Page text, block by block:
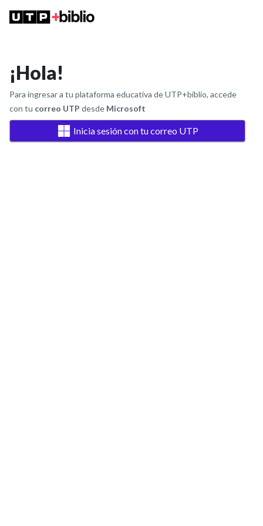
¡Hola!
Para ingresar a tu plataforma educativa de UTP+biblio, accede
con tu correo UTP desde Microsoft
Inicia sesión con tu correo UTP